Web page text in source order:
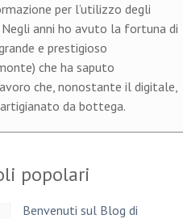
per l’utilizzo degli
anni ho avuto la fortuna di
e prestigioso
che ha saputo
che, nonostante il digitale,
da bottega.
popolari
Benvenuti sul Blog di